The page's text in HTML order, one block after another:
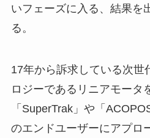
いフェーズに入る、結果を
る。
17年から訴求している次世
ロジーであるリニアモータ
「SuperTrak」や「
のエンドユーザーにアプロ